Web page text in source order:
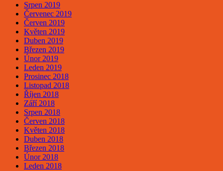
Srpen 2019
Červenec 2019
Červen 2019
Květen 2019
Duben 2019
Březen 2019
Únor 2019
Leden 2019
Prosinec 2018
Listopad 2018
Říjen 2018
Září 2018
Srpen 2018
Červen 2018
Květen 2018
Duben 2018
Březen 2018
Únor 2018
Leden 2018